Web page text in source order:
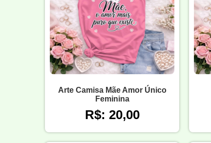
Arte Camisa Mãe Amor Único
Feminina
R$: 20,00